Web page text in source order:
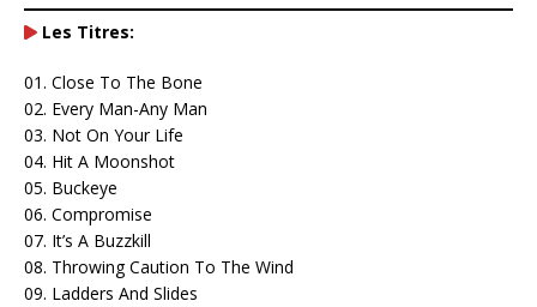
Les Titres:
01. Close To The Bone
02. Every Man-Any Man
03. Not On Your Life
04. Hit A Moonshot
05. Buckeye
06. Compromise
07. It’s A Buzzkill
08. Throwing Caution To The Wind
09. Ladders And Slides